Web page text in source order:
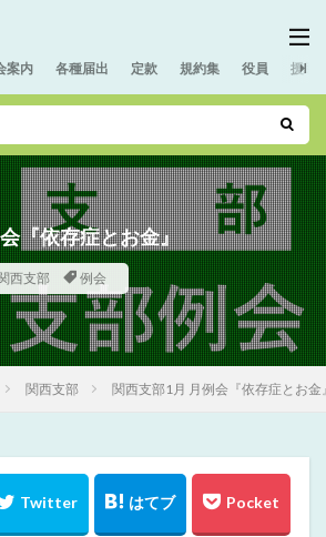
案内 各種届出 定款 規約集 役員 援助
『依存症とお金』
西支部 例会
関西支部 関西支部1月 月例会『依存症とお金